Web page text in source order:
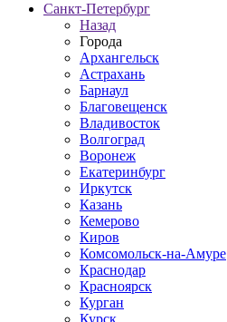
Санкт-Петербург
Назад
Города
Архангельск
Астрахань
Барнаул
Благовещенск
Владивосток
Волгоград
Воронеж
Екатеринбург
Иркутск
Казань
Кемерово
Киров
Комсомольск-на-Амуре
Краснодар
Красноярск
Курган
Курск